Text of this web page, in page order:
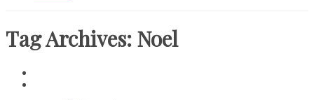
Tag Archives: Noel